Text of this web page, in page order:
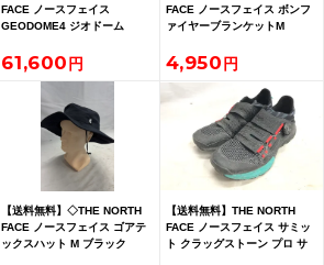
FACE ノースフェイス
GEODOME4 ジオドーム
61,600
FACE ノースフェイス ボンフ
ァイヤーブランケットM
4,950
【送料無料】◇THE NORTH
FACE ノースフェイス ゴアテ
ックスハット M ブラック
【送料無料】THE NORTH
FACE ノースフェイス サミッ
ト クラッグストーン プロ サ